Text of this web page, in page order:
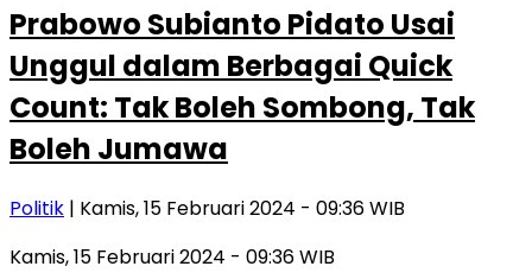
Prabowo Subianto Pidato Usai
Unggul dalam Berbagai Quick
Count: Tak Boleh Sombong, Tak
Boleh Jumawa
Politik | Kamis, 15 Februari 2024 - 09:36 WIB
Kamis, 15 Februari 2024 - 09:36 WIB